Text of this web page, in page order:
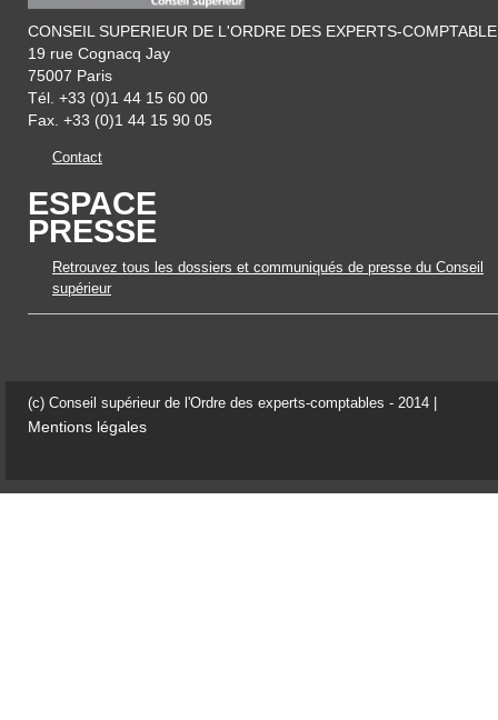
CONSEIL SUPERIEUR DE L'ORDRE DES EXPERTS-
19 rue Cognacq Jay
75007 Paris
Tél. +33 (0)1 44 15 60 00
Fax. +33 (0)1 44 15 90 05
Contact
ESPACE
PRESSE
Retrouvez tous les dossiers et communiqués de presse du Conseil
supérieur
(c) Conseil supérieur de l'Ordre des experts-comptables - 2014 |
Mentions légales